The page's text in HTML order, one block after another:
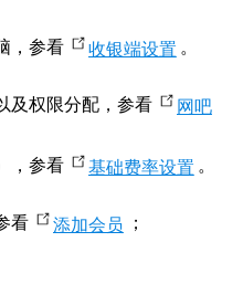
，参看
收银端设置 。
及权限分配，参看
网吧
，参看
基础费率设置 。
看
添加会员 ；